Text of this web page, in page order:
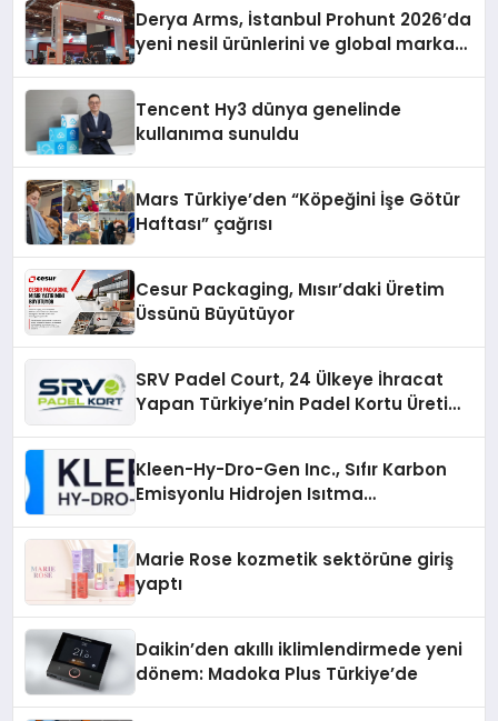
Derya Arms, İstanbul Prohunt 2026’da
yeni nesil ürünlerini ve global marka
Tencent Hy3 dünya genelinde
kullanıma sunuldu
Mars Türkiye’den “Köpeğini İşe Götür
Haftası” çağrısı
Cesur Packaging, Mısır’daki Üretim
Üssünü Büyütüyor
SRV Padel Court, 24 Ülkeye İhracat
Yapan Türkiye’nin Padel Kortu Üretim
Kleen-Hy-Dro-Gen Inc., Sıfır Karbon
Emisyonlu Hidrojen Isıtma
Marie Rose kozmetik sektörüne giriş
yaptı
Daikin’den akıllı iklimlendirmede yeni
dönem: Madoka Plus Türkiye’de